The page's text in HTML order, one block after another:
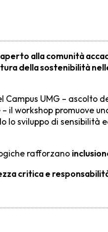
alla comunità
della sostenibilità
UMG – ascolto
il workshop promuove
lo sviluppo di sensibilità
rafforzano
critica e